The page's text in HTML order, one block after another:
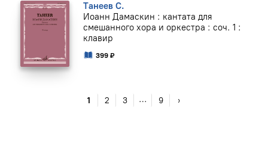
Танеев С.
Иоанн Дамаскин : кантата для
смешанного хора и оркестра : соч. 1 :
клавир
399 ₽
1 2 3 … 9 ›